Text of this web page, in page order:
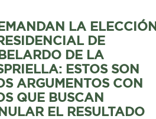
LA ELECCIÓN
DE
DE LA
ESTOS SON
ARGUMENTOS CON
QUE BUSCAN
EL RESULTADO